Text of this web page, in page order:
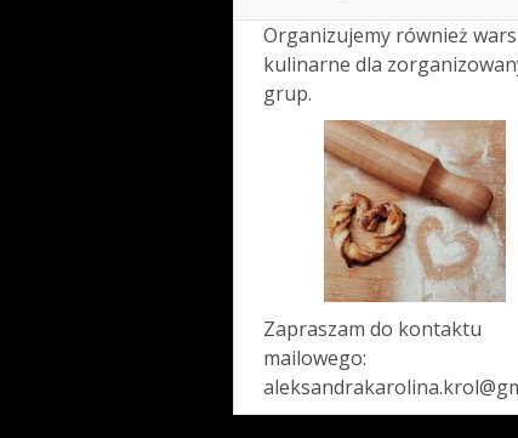
Organizujemy również
kulinarne dla
grup.
Zapraszam do kontaktu
mailowego: